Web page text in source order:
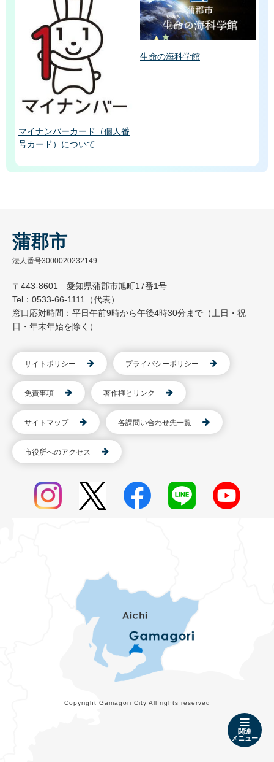
関連
メニュー
マイナンバーカード（個人番
号カード）について
生命の海科学館
蒲郡市
法人番号3000020232149
〒443-8601 愛知県蒲郡市旭町17番1号
Tel：0533-66-1111（代表）
窓口応対時間：平日午前9時から午後4時30分まで（土日・祝
日・年末年始を除く）
サイトポリシー プライバシーポリシー
免責事項 著作権とリンク
サイトマップ 各課問い合わせ先一覧
市役所へのアクセス
Copyright Gamagori City All rights reserved